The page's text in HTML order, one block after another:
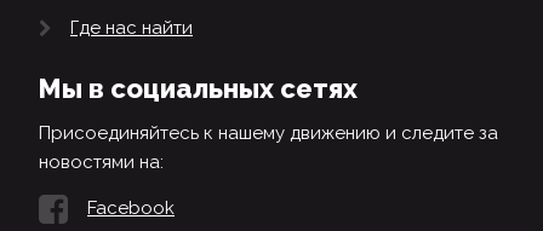
Где нас найти
Мы в социальных сетях
Присоединяйтесь к нашему движению и следите за
новостями на:
Facebook